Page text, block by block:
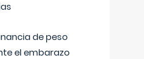
de peso
el embarazo